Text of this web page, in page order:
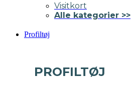
Visitkort
Alle kategorier >>
Profiltøj
PROFILTØJ